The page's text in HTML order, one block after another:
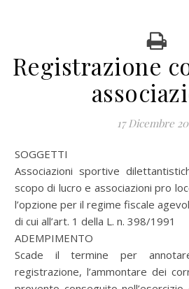
Registrazione
17 Dicembre
SOGGETTI
Associazioni sportive
scopo di lucro e associazioni pro
l’opzione per il regime fiscale
di cui all’art. 1 della L. n. 398/1991
ADEMPIMENTO
Scade il termine per
registrazione, l’ammontare dei